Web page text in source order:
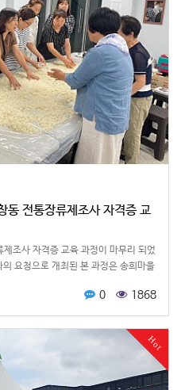
동 전통장류제조사 자격증 교
조사 자격증 교육 과정이 마무리 되었
요청으로 개최된 본 과정은 송희마을
0 1868
Hot